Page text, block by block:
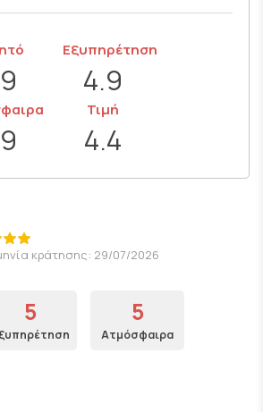
Εξυπηρέτηση
4.9
Τιμή
4.4
κράτησης: 29/07/2026
5 5
Ατμόσφαιρα